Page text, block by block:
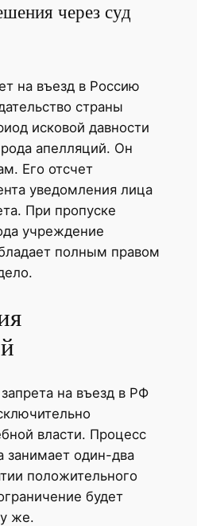
через суд
на въезд в Россию
страны
исковой давности
апелляций. Он
Его отсчет
уведомления лица
При пропуске
учреждение
полным правом
на въезд в РФ
власти. Процесс
занимает один-два
положительного
будет
же.